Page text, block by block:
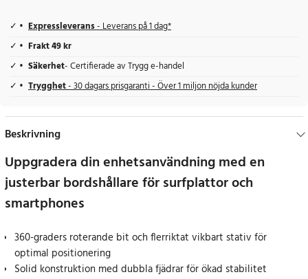
Expressleverans- Leverans på 1 dag*
Frakt 49 kr
Säkerhet- Certifierade av Trygg e-handel
Trygghet- 30 dagars prisgaranti - Över 1 miljon nöjda kunder
Beskrivning
Uppgradera din enhetsanvändning med en
justerbar bordshållare för surfplattor och
smartphones
360-graders roterande bit och flerriktat vikbart stativ för
optimal positionering
Solid konstruktion med dubbla fjädrar för ökad stabilitet